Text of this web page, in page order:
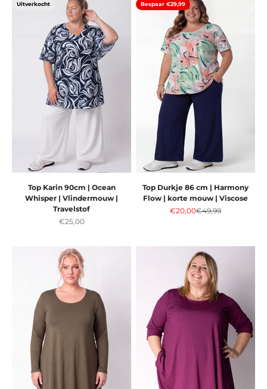
Uitverkocht
Top Karin 90cm | Ocean
Whisper | Vlindermouw |
Travelstof
Aanbiedingsprijs
€25,00
Bespaar €29,99
Top Durkje 86 cm | Harmony
Flow | korte mouw | Viscose
Aanbiedingsprijs
€20,00Normale prijs
€49,99